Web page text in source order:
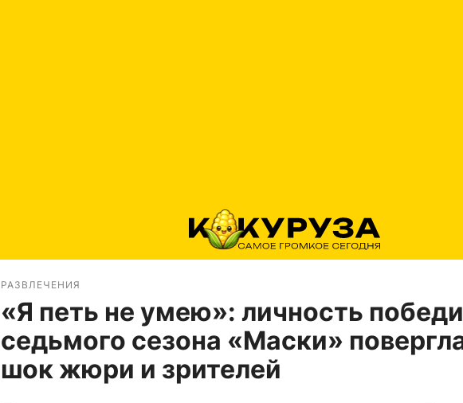
РАЗВЛЕЧЕНИЯ
«Я петь не умею»: личность
седьмого сезона «Маски»
шок жюри и зрителей